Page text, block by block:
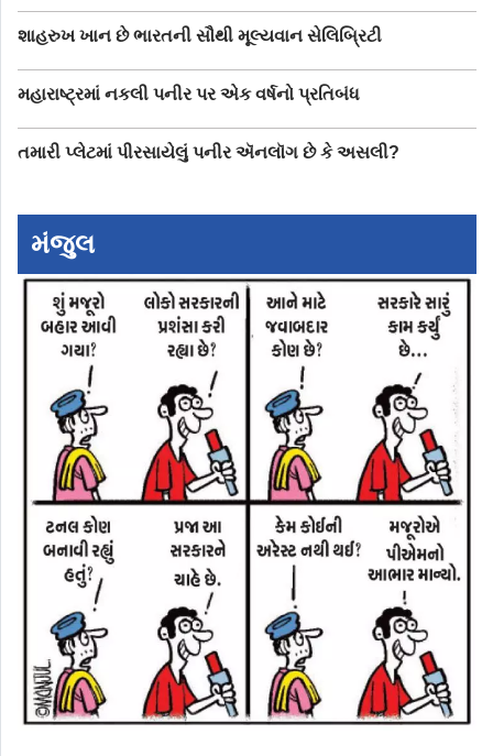
શાહરુખ ખાન છે ભારતની સૌથી મૂલ્યવાન સેલિબ્રિટી
મહારાષ્ટ્રમાં નકલી પનીર પર એક વર્ષનો પ્રતિબંધ
તમારી પ્લેટમાં પીરસાયેલું પનીર ઍનલૉગ છે કે અસલી?
મંજુલ